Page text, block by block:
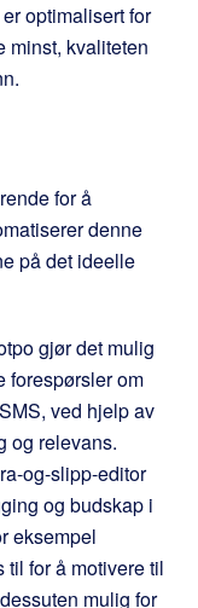
optimalisert for
minst, kvaliteten
for å
denne
på det ideelle
gjør det mulig
forespørsler om
ved hjelp av
og relevans.
og-slipp-editor
og budskap i
eksempel
for å motivere til
mulig for